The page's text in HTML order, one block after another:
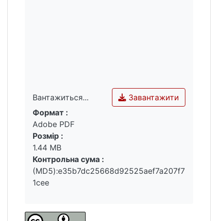
Вантажиться...
Вантажиться...
Завантажити
Формат :
Adobe PDF
Розмір :
1.44 MB
Контрольна сума :
(MD5):e35b7dc25668d92525aef7a207f7
1cee